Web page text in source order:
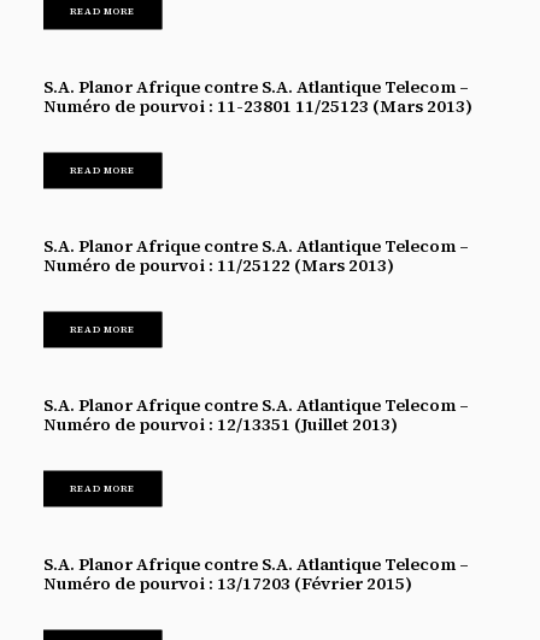
READ MORE
S.A. Planor Afrique contre S.A. Atlantique Telecom –
Numéro de pourvoi : 11-23801 11/25123 (Mars 2013)
READ MORE
S.A. Planor Afrique contre S.A. Atlantique Telecom –
Numéro de pourvoi : 11/25122 (Mars 2013)
READ MORE
S.A. Planor Afrique contre S.A. Atlantique Telecom –
Numéro de pourvoi : 12/13351 (Juillet 2013)
READ MORE
S.A. Planor Afrique contre S.A. Atlantique Telecom –
Numéro de pourvoi : 13/17203 (Février 2015)